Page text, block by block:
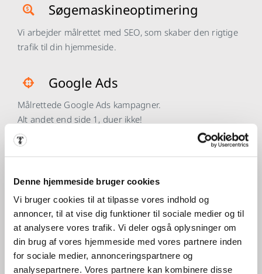
Denne hjemmeside bruger cookies
Vi bruger cookies til at tilpasse vores indhold og
annoncer, til at vise dig funktioner til sociale medier og til
at analysere vores trafik. Vi deler også oplysninger om
din brug af vores hjemmeside med vores partnere inden
for sociale medier, annonceringspartnere og
analysepartnere. Vores partnere kan kombinere disse
Søgemaskineoptimering
Vi arbejder målrettet med SEO, som skaber den rigtige
trafik til din hjemmeside.
Google Ads
Målrettede Google Ads kampagner.
Alt andet end side 1, duer ikke!
Remarketing
Markedsføring mod tidligere besøgende, som øger
Grafisk Design
Vi kan lave dit logo og en komplet grafisk designlinje til